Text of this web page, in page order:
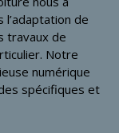
de
travaux de
Notre
numérique
spécifiques et